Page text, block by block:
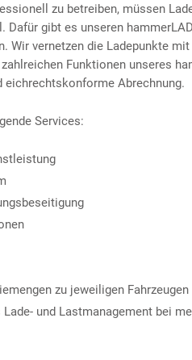
zu betreiben, müssen
gibt es unseren
Wir vernetzen die Ladepunkte
Funktionen unseres
eichrechtskonforme Abrechnung.
Services:
zu jeweiligen Fahrzeugen
und Lastmanagement bei